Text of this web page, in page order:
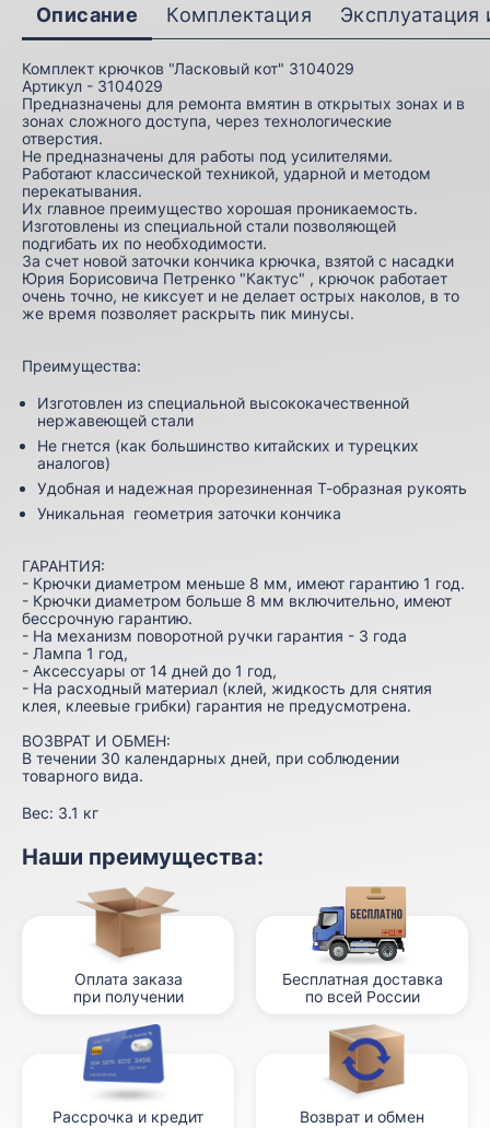
Описание Комплектация
Комплект крючков "Ласковый кот" 3104029
Артикул - 3104029
Предназначены для ремонта вмятин в открытых зонах и в
зонах сложного доступа, через технологические
отверстия.
Не предназначены для работы под усилителями.
Работают классической техникой, ударной и методом
перекатывания.
Их главное преимущество хорошая проникаемость.
Изготовлены из специальной стали позволяющей
подгибать их по необходимости.
За счет новой заточки кончика крючка, взятой с насадки
Юрия Борисовича Петренко "Кактус" , крючок работает
очень точно, не киксует и не делает острых наколов, в то
же время позволяет раскрыть пик минусы.
Преимущества:
Изготовлен из специальной высококачественной
нержавеющей стали
Не гнется (как большинство китайских и турецких
аналогов)
Удобная и надежная прорезиненная Т-образная рукоять
Уникальная геометрия заточки кончика
ГАРАНТИЯ:
- Крючки диаметром меньше 8 мм, имеют гарантию 1 год.
- Крючки диаметром больше 8 мм включительно, имеют
бессрочную гарантию.
- На механизм поворотной ручки гарантия - 3 года
- Лампа 1 год,
- Аксессуары от 14 дней до 1 год,
- На расходный материал (клей, жидкость для снятия
клея, клеевые грибки) гарантия не предусмотрена.
ВОЗВРАТ И ОБМЕН:
В течении 30 календарных дней, при соблюдении
товарного вида.
Вес: 3.1 кг
Наши преимущества:
Оплата заказа
при получении
Бесплатная доставка
по всей России
Рассрочка и кредит Возврат и обмен